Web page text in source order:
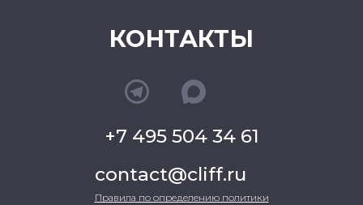
КОНТАКТЫ
+7 495 504 34 61
contact@cliff.ru
Правила по определению политики